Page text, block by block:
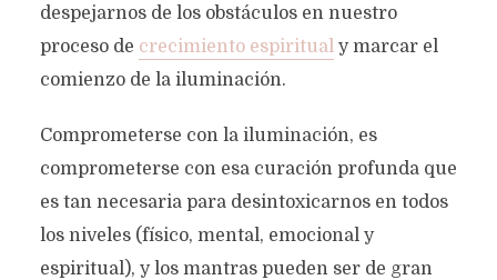
despejarnos de los obstáculos en nuestro
proceso de crecimiento espiritualy marcar el
comienzo de la iluminación.
Comprometerse con la iluminación, es
comprometerse con esa curación profunda que
es tan necesaria para desintoxicarnos en todos
los niveles (físico, mental, emocional y
espiritual), y los mantras pueden ser de gran